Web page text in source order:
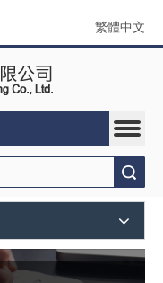
繁體中文